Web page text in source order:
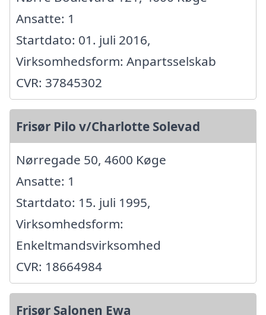
Ansatte: 1
Startdato: 01. juli 2016,
Virksomhedsform: Anpartsselskab
CVR: 37845302
Frisør Pilo v/Charlotte Solevad
Nørregade 50, 4600 Køge
Ansatte: 1
Startdato: 15. juli 1995,
Virksomhedsform:
Enkeltmandsvirksomhed
CVR: 18664984
Frisør Salonen Ewa